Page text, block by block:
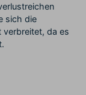
sich die
verbreitet, da es